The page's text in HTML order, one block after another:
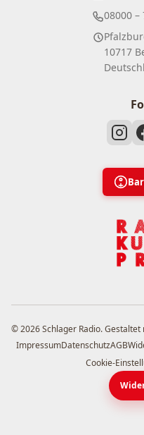
08000 –
10717
© 2026 Schlager Radio. Gestaltet
ImpressumDatenschutzAGB
Cookie-